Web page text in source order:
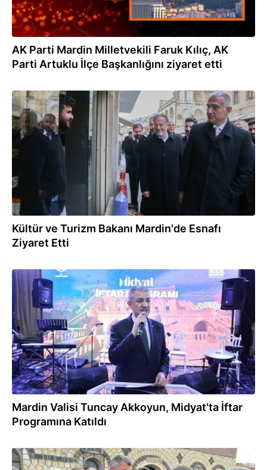
AK Parti Mardin Milletvekili Faruk Kılıç, AK
Parti Artuklu İlçe Başkanlığını ziyaret etti
23.03.2024
Kültür ve Turizm Bakanı Mardin'de Esnafı
Ziyaret Etti
23.03.2024
Mardin Valisi Tuncay Akkoyun, Midyat'ta İftar
Programına Katıldı
20.03.2024